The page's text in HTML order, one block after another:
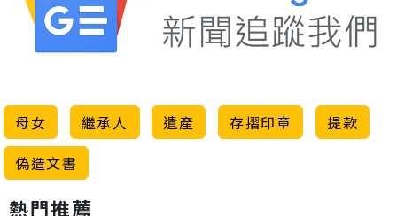
母女 繼承人 遺產 存摺印章
提款
偽造文書
熱門推薦